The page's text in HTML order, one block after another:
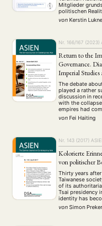
NEWS ASIEN
ANGEBOTE
ANTRAG AUF EINEN SMALL GRANT
Aktuelles von unseren
Auszeichnung (12) Bericht
Cinema (4) Diskussion
Geografie Geschichte
Hybrid (172) Kultur (27)
Medien (24) Migration
Philosophie (12) Politik (417)
Präsentation (13) Programm
Mitglieder
politischen
"modernen Welt
Bezug auf
von Kerstin
Nr. 166/167 (2023)
Return to the
Governance.
Imperial
The debate
played a rather
discussion in
with the
empires had
accordingly
some books on
von Fei Haiting
Nr. 143 (2017)
Kolorierte
von politischer
Thirty years
Taiwanese
of its
Tsai presidency
identity has
culture. The
February …
von Simon Preker